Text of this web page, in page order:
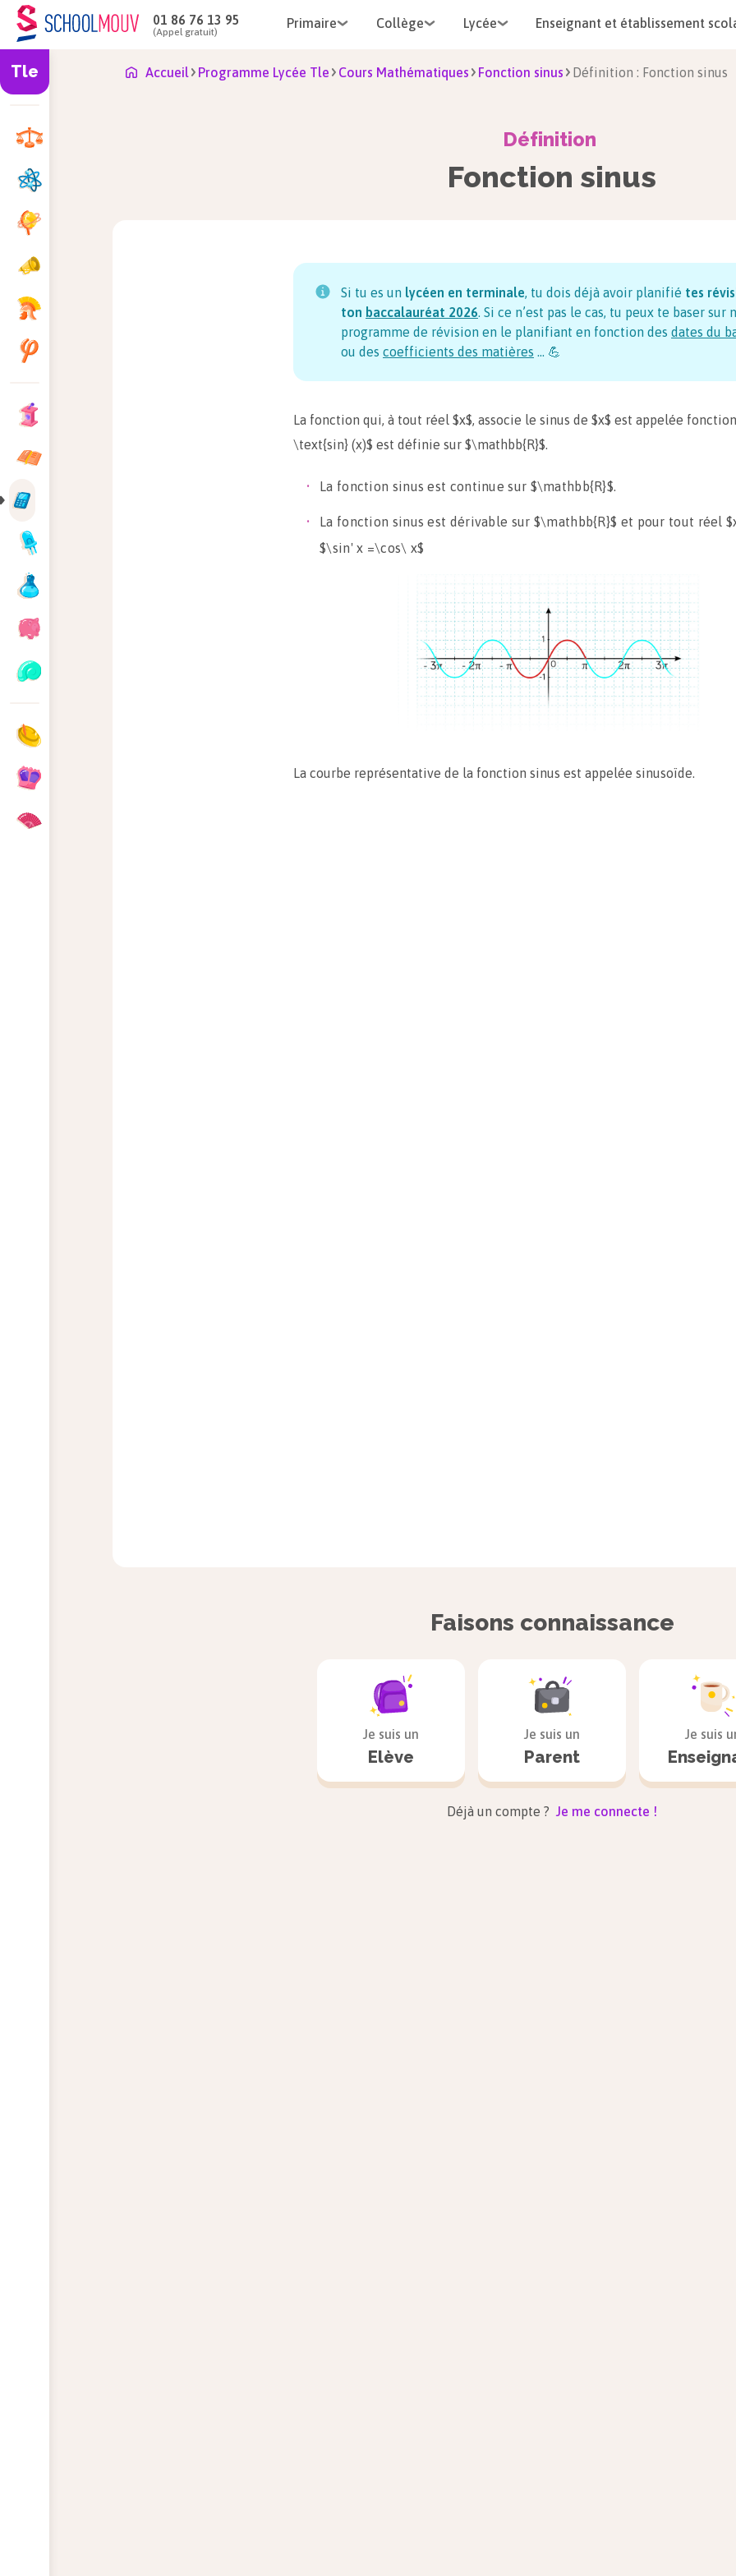
01 86 76 13 95
(Appel gratuit)
Primaire Collège Lycée Enseignant et établissement
Tle Accueil Programme Lycée Tle Cours Mathématiques Fonction sinus Définition : Fonction sinus
Définition
Fonction sinus
Si tu es un lycéen en terminale, tu dois déjà avoir planifié tes
ton baccalauréat 2026. Si ce n’est pas le cas, tu peux te baser sur
programme de révision en le planifiant en fonction des dates du
ou des coefficients des matières … 💪
La fonction qui, à tout réel $x$, associe le sinus de $x$ est appelée
\text{sin} (x)$ est définie sur $\mathbb{R}$.
La fonction sinus est continue sur $\mathbb{R}$.
La fonction sinus est dérivable sur $\mathbb{R}$ et pour tout réel
$\sin' x =\cos\ x$
La courbe représentative de la fonction sinus est appelée sinusoïde.
Faisons connaissance
Je suis un
Elève
Je suis un
Parent
Je suis
Déjà un compte ? Je me connecte !